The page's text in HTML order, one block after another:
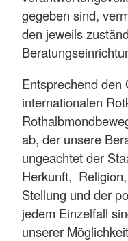
gegeben sind,
den jeweils
Entsprechend den
internationalen
ab, der unsere
ungeachtet der
Herkunft,
Stellung und der
jedem Einzelfall
unserer